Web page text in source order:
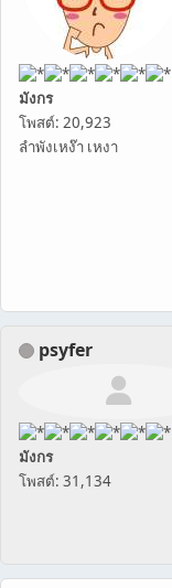
มังกร
โพสต์: 20,923
ลำพังเหง๊า เหงา
psyfer
มังกร
โพสต์: 31,134